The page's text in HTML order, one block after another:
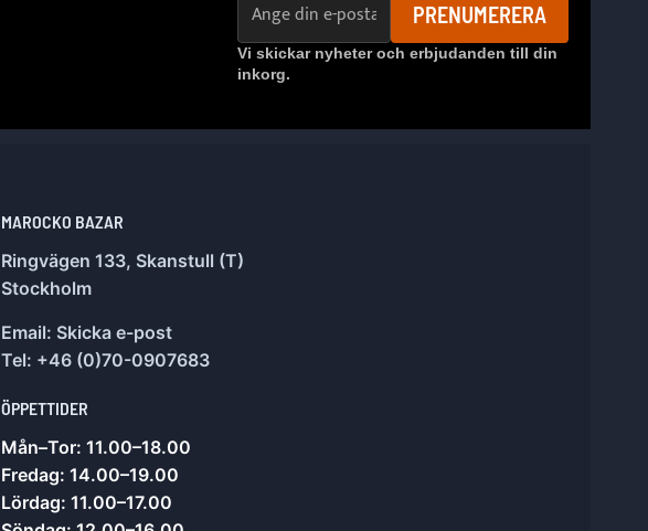
PRENUMERERA
Vi skickar nyheter och erbjudanden till din
inkorg.
MAROCKO BAZAR
Ringvägen 133, Skanstull (T)
Stockholm
Email: Skicka e-post
Tel: +46 (0)70-0907683
ÖPPETTIDER
Mån–Tor: 11.00–18.00
Fredag: 14.00–19.00
Lördag: 11.00–17.00